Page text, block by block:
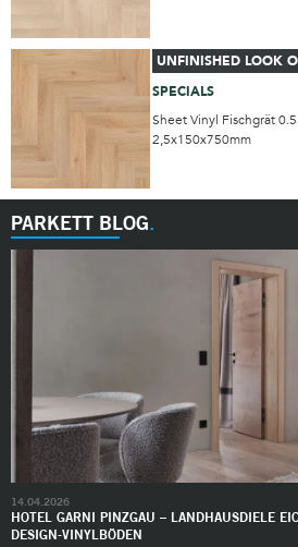
UNFINISHED LOOK
SPECIALS
Sheet Vinyl Fischgrät
2,5x150x750mm
PARKETT BLOG
HOTEL GARNI PINZGAU – LANDHAUSDIELE
DESIGN-VINYLBÖDEN
14.04.2026